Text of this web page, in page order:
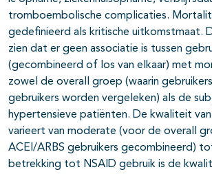
tromboembolische complicaties.
gedefinieerd als kritische uitkomstmaat.
zien dat er geen associatie is tussen
(gecombineerd of los van elkaar) met
zowel de overall groep (waarin
gebruikers worden vergeleken) als de
hypertensieve patiënten. De kwaliteit
varieert van moderate (voor de overall
ACEI/ARBS gebruikers gecombineerd)
betrekking tot NSAID gebruik is de